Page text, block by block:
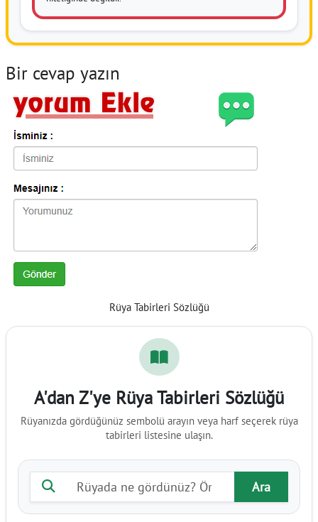
Bir cevap yazın
Rüya Tabirleri Sözlüğü
A'dan Z'ye Rüya Tabirleri Sözlüğü
Rüyanızda gördüğünüz sembolü arayın veya harf seçerek rüya
tabirleri listesine ulaşın.
Rüya tabiri ara
Ara